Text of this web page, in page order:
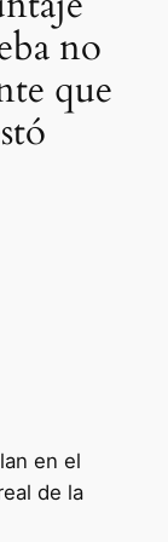
no
que
en el
de la